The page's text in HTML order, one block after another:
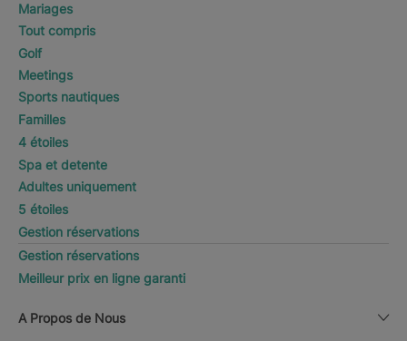
Mariages
Tout compris
Golf
Meetings
Sports nautiques
Familles
4 étoiles
Spa et detente
Adultes uniquement
5 étoiles
Gestion réservations
Gestion réservations
Meilleur prix en ligne garanti
A Propos de Nous